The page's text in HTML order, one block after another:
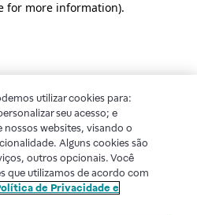
for more information).
utilizar cookies para:
seu acesso; e
websites, visando o
Alguns cookies são
outros opcionais. Você
que utilizamos de acordo com
de Privacidade e